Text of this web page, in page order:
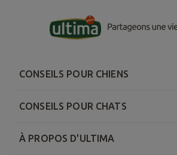
CONSEILS POUR CHIENS
CONSEILS POUR CHATS
À PROPOS D'ULTIMA